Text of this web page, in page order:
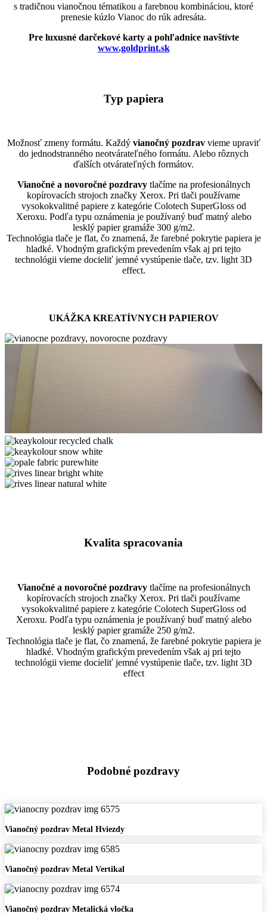
s tradičnou vianočnou tématikou a farebnou kombináciou, ktoré
prenesie kúzlo Vianoc do rúk adresáta.
Pre luxusné darčekové karty a pohľadnice navštívte
www.goldprint.sk
Typ papiera
Možnosť zmeny formátu. Každý vianočný pozdravvieme upraviť
do jednodstranného neotvárateľného formátu. Alebo rôznych
ďalších otvárateľných formátov.
Vianočné a novoročné pozdravytlačíme na profesionálnych
kopírovacích strojoch značky Xerox. Pri tlači používame
vysokokvalitné papiere z kategórie Colotech SuperGloss od
Xeroxu. Podľa typu oznámenia je používaný buď matný alebo
lesklý papier gramáže 300 g/m2.
Technológia tlače je flat, čo znamená, že farebné pokrytie papiera je
hladké. Vhodným grafickým prevedením však aj pri tejto
technológii vieme docieliť jemné vystúpenie tlače, tzv. light 3D
effect.
UKÁŽKA KREATÍVNYCH PAPIEROV
ice
gold
icegold
keaykolour
recycled
chalk
keaykolour
snow
white
opale
fabric
rives
Kvalita spracovania
Vianočné a novoročné pozdravytlačíme na profesionálnych
kopírovacích strojoch značky Xerox. Pri tlači používame
vysokokvalitné papiere z kategórie Colotech SuperGloss od
Xeroxu. Podľa typu oznámenia je používaný buď matný alebo
lesklý papier gramáže 250 g/m2.
Technológia tlače je flat, čo znamená, že farebné pokrytie papiera je
hladké. Vhodným grafickým prevedením však aj pri tejto
technológii vieme docieliť jemné vystúpenie tlače, tzv. light 3D
effect
Podobné pozdravy
Vianočný
Metal
Vianočný pozdrav Metal Hviezdy
Vianočný
Metal
Vianočný pozdrav Metal Vertikal
Vianočný
Vianočný pozdrav Metalická vločka